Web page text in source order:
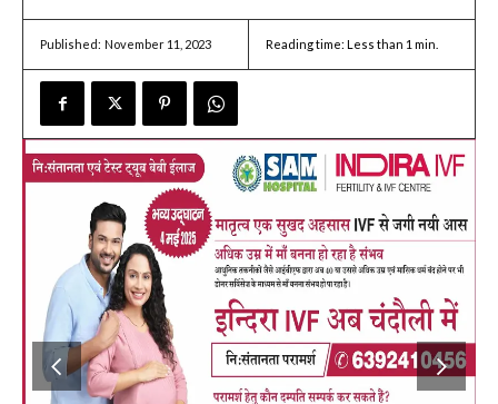
Published: November 11, 2023 Reading time: Less than 1 min.